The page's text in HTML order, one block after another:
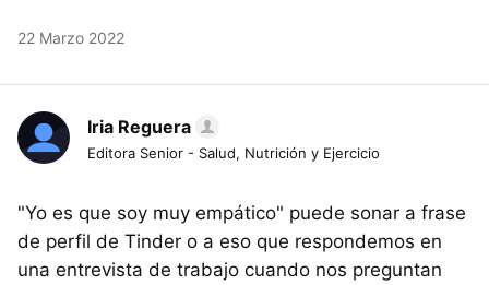
22 Marzo 2022
Iria Reguera
Editora Senior - Salud, Nutrición y Ejercicio
"Yo es que soy muy empático" puede sonar a frase
de perfil de Tinder o a eso que respondemos en
una entrevista de trabajo cuando nos preguntan